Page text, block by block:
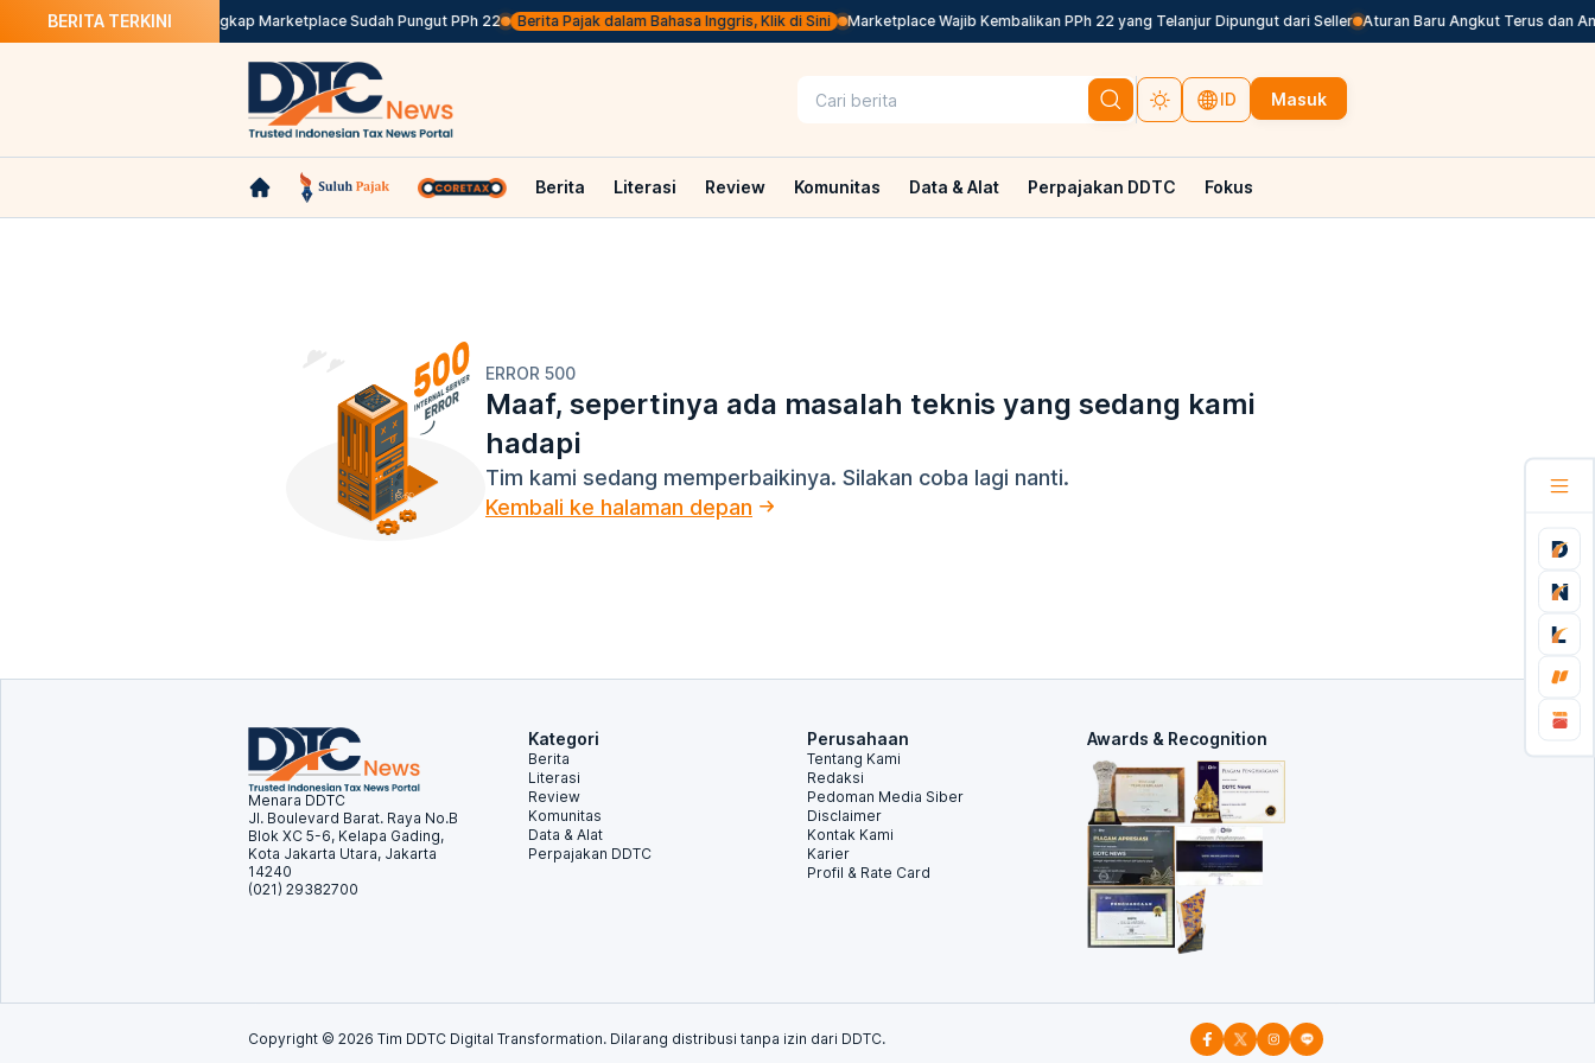
BERITA TERKINI
5 Hari Berjalan, idEA Ungkap Marketplace Sudah Pungut PPh 22 Berita Pajak dalam Bahasa Inggris, Klik di Sini Marketplace Wajib Kembalikan PPh 22 yang Telanjur Dipungut dari Seller Aturan Baru Angkut Terus dan
ID Masuk
Berita Literasi Review Komunitas Data & Alat Perpajakan DDTC Fokus
ERROR 500
Maaf, sepertinya ada masalah teknis yang sedang kami
hadapi
Tim kami sedang memperbaikinya. Silakan coba lagi nanti.
Kembali ke halaman depan
Menara DDTC
Jl. Boulevard Barat. Raya No.B
Blok XC 5-6, Kelapa Gading,
Kota Jakarta Utara, Jakarta
14240
(021) 29382700
Kategori
Berita
Literasi
Review
Komunitas
Data & Alat
Perpajakan DDTC
Perusahaan
Tentang Kami
Redaksi
Pedoman Media Siber
Disclaimer
Kontak Kami
Karier
Profil & Rate Card
Awards & Recognition
Copyright © 2026 Tim DDTC Digital Transformation. Dilarang distribusi tanpa izin dari DDTC.